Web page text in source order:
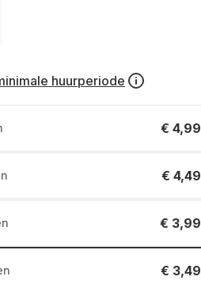
huurperiode
€ 4,99
€ 4,49
€ 3,99
€ 3,49